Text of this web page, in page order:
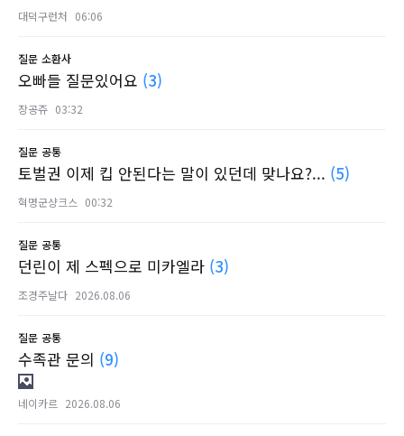
대덕구런처 06:06
질문 소환사
오빠들 질문있어요 (3)
장공쥬 03:32
질문 공통
토벌권 이제 킵 안된다는 말이 있던데 맞나요?... (5)
혁명군샹크스 00:32
질문 공통
던린이 제 스펙으로 미카엘라 (3)
조경주날다 2026.08.06
질문 공통
수족관 문의 (9)
네이카르 2026.08.06